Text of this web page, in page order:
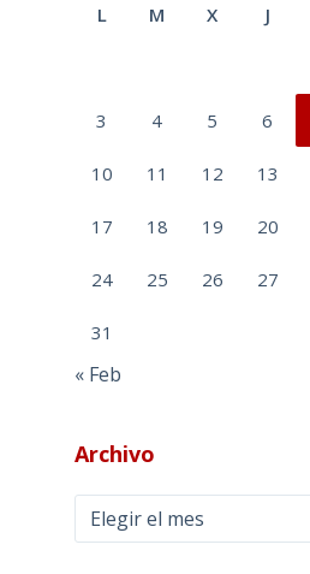
L M X J
3 4 5 6
10 11 12 13
17 18 19 20
24 25 26 27
31
« Feb
Archivo
Archivo